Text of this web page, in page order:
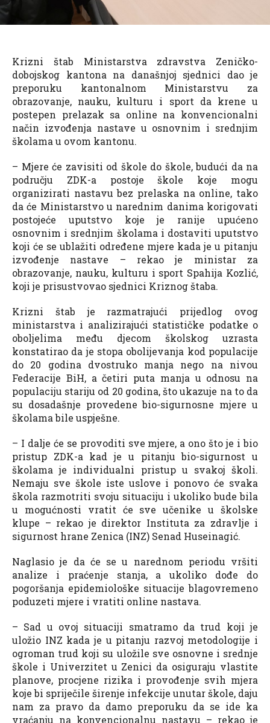
Krizni štab Ministarstva zdravstva Zeničko-
dobojskog kantona na današnjoj sjednici dao je
preporuku kantonalnom Ministarstvu za
obrazovanje, nauku, kulturu i sport da krene u
postepen prelazak sa online na konvencionalni
način izvođenja nastave u osnovnim i srednjim
školama u ovom kantonu.
– Mjere će zavisiti od škole do škole, budući da na
području ZDK-a postoje škole koje mogu
organizirati nastavu bez prelaska na online, tako
da će Ministarstvo u narednim danima korigovati
postojeće uputstvo koje je ranije upućeno
osnovnim i srednjim školama i dostaviti uputstvo
koji će se ublažiti određene mjere kada je u pitanju
izvođenje nastave – rekao je ministar za
obrazovanje, nauku, kulturu i sport Spahija Kozlić,
koji je prisustvovao sjednici Kriznog štaba.
Krizni štab je razmatrajući prijedlog ovog
ministarstva i analizirajući statističke podatke o
oboljelima među djecom školskog uzrasta
konstatirao da je stopa obolijevanja kod populacije
do 20 godina dvostruko manja nego na nivou
Federacije BiH, a četiri puta manja u odnosu na
populaciju stariju od 20 godina, što ukazuje na to da
su dosadašnje provedene bio-sigurnosne mjere u
školama bile uspješne.
– I dalje će se provoditi sve mjere, a ono što je i bio
pristup ZDK-a kad je u pitanju bio-sigurnost u
školama je individualni pristup u svakoj školi.
Nemaju sve škole iste uslove i ponovo će svaka
škola razmotriti svoju situaciju i ukoliko bude bila
u mogućnosti vratit će sve učenike u školske
klupe – rekao je direktor Instituta za zdravlje i
sigurnost hrane Zenica (INZ) Senad Huseinagić.
Naglasio je da će se u narednom periodu vršiti
analize i praćenje stanja, a ukoliko dođe do
pogoršanja epidemiološke situacije blagovremeno
poduzeti mjere i vratiti online nastava.
– Sad u ovoj situaciji smatramo da trud koji je
uložio INZ kada je u pitanju razvoj metodologije i
ogroman trud koji su uložile sve osnovne i srednje
škole i Univerzitet u Zenici da osiguraju vlastite
planove, procjene rizika i provođenje svih mjera
koje bi spriječile širenje infekcije unutar škole, daju
nam za pravo da damo preporuku da se ide ka
vraćanju na konvencionalnu nastavu – rekao je